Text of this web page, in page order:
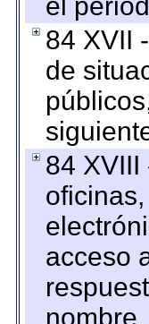
84 XVII
de
84
acceso